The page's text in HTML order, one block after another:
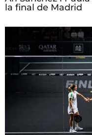
la final de Madrid